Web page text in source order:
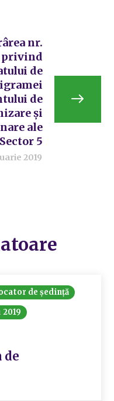
nr.
privind
de
de
și
ale
5
2019
de ședință
de